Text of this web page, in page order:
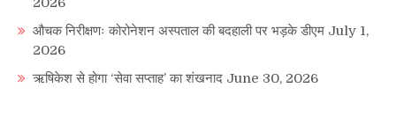
औचक निरीक्षणः कोरोनेशन अस्पताल की बदहाली पर भड़के डीएम July 1,
2026
ऋषिकेश से होगा ‘सेवा सप्ताह’ का शंखनाद June 30, 2026